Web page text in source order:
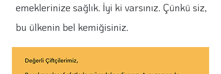
emeklerinize sağlık. İyi ki varsınız. Çünkü siz,
bu ülkenin bel kemiğisiniz.